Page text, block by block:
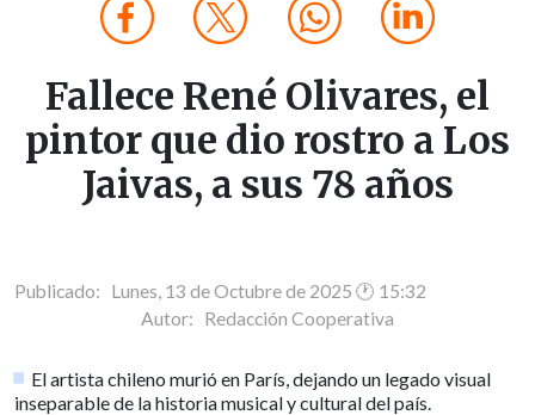
Fallece René Olivares, el
pintor que dio rostro a Los
Jaivas, a sus 78 años
Publicado: Lunes, 13 de Octubre de 2025 🕐 15:32
Autor: Redacción Cooperativa
El artista chileno murió en París, dejando un legado visual
inseparable de la historia musical y cultural del país.